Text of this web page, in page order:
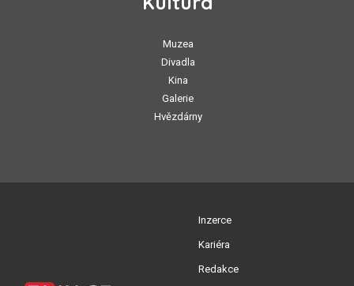
Muzea
Divadla
Kina
Galerie
Hvězdárny
Inzerce
Kariéra
Redakce